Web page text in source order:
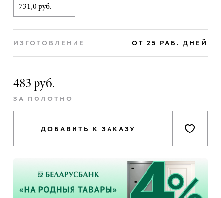
ИЗГОТОВЛЕНИЕ ОТ 25 РАБ. ДНЕЙ
483 руб.
ЗА ПОЛОТНО
ДОБАВИТЬ К ЗАКАЗУ
731,0 руб.